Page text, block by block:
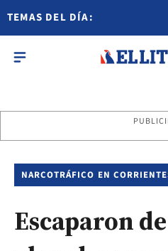
TEMAS DEL DÍA:
NARCOTRÁFICO EN
Escaparon